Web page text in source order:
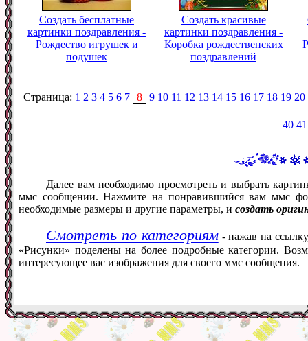
Создать бесплатные
картинки поздравления -
Рождество игрушек и
подушек
Создать красивые
картинки поздравления -
Коробка рождественских
поздравлений
Страница: 1 2 3 4 5 6 7 8 9 10 11 12 13 14 15 16 17 18 19 20
40 41
Далее вам необходимо просмотреть и выбрать
ммс сообщении. Нажмите на понравившийся вам ммс
необходимые размеры и другие параметры, и создать
Смотреть по категориям- нажав на
«Рисунки» поделены на более подробные категории.
интересующее вас изображения для своего ммс сообщения.